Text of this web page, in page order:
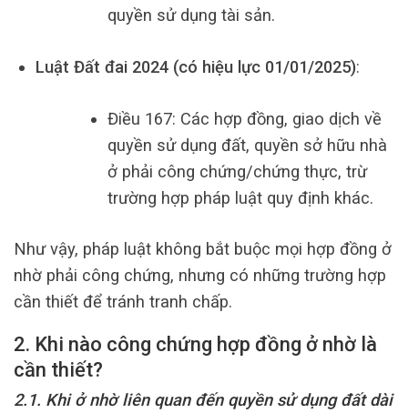
quyền sử dụng tài sản.
Luật Đất đai 2024 (có hiệu lực 01/01/2025):
Điều 167: Các hợp đồng, giao dịch về
quyền sử dụng đất, quyền sở hữu nhà
ở phải công chứng/chứng thực, trừ
trường hợp pháp luật quy định khác.
Như vậy, pháp luật không bắt buộc mọi hợp đồng ở
nhờ phải công chứng, nhưng có những trường hợp
cần thiết để tránh tranh chấp.
2. Khi nào công chứng hợp đồng ở nhờ là
cần thiết?
2.1. Khi ở nhờ liên quan đến quyền sử dụng đất dài